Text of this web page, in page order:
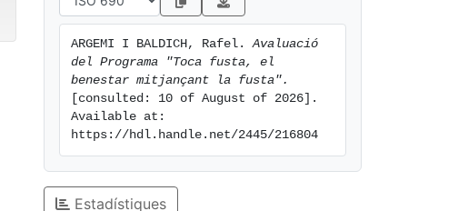
ARGEMI I BALDICH, Rafel. Avaluació
del Programa "Toca fusta, el
benestar mitjançant la fusta".
[consulted: 10 of August of 2026].
Available at:
https://hdl.handle.net/2445/216804
Estadístiques